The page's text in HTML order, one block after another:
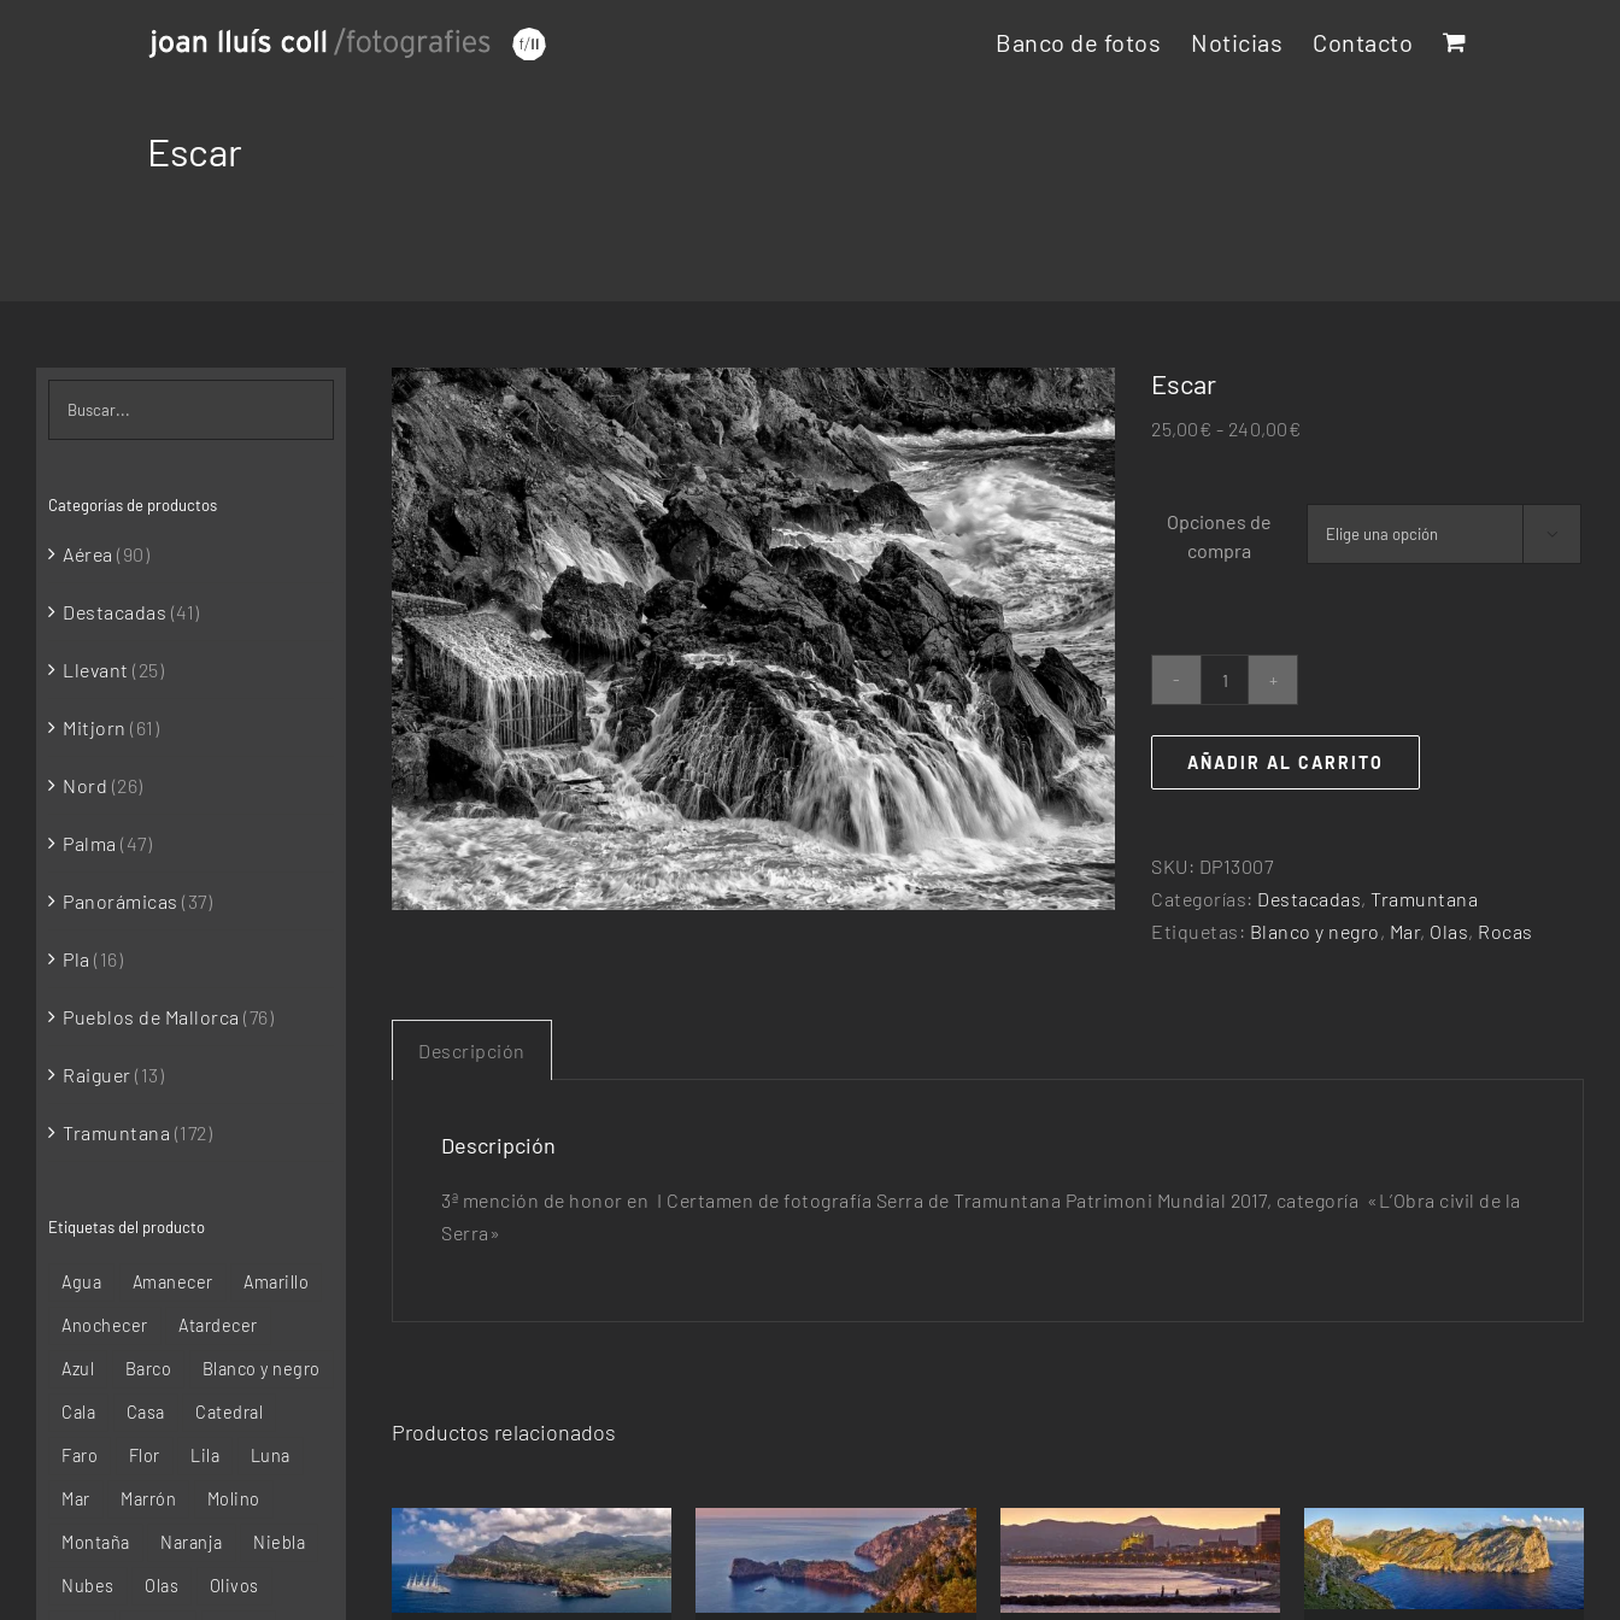
Banco de fotos Noticias Contacto
Escar
Escar
25,00€ - 240,00€
desde
25,00€
Opciones de
compra
Escar
AÑADIR AL CARRITO
SKU: DP13007
Categorías: Destacadas,Tramuntana
Etiquetas: Blanco y negro, Mar, Olas, Rocas
Descripción
Descripción
3ª mención de honor en I Certamen de fotografía Serra de Tramuntana Patrimoni Mundial 2017, categoría «L’Obra civil de la
Serra»
Productos relacionados
SELECCIONAR OPCIONESESTE
PRODUCTO
TIENE
/
DETALLES
SELECCIONAR OPCIONES ESTE
PRODUCTO
TIENE
/
DETALLES
SELECCIONAR OPCIONESESTE
PRODUCTO
TIENE
/
DETALLES
SELECCIONAR OPCIONESESTE
PRODUCTO
TIENE
/
DETALLES
Categorías de productos
Aérea (90)
Destacadas (41)
Llevant (25)
Mitjorn (61)
Nord (26)
Palma (47)
Panorámicas (37)
Pla (16)
Pueblos de Mallorca (76)
Raiguer (13)
Tramuntana (172)
Etiquetas del producto
Agua Amanecer Amarillo
Anochecer Atardecer
Azul Barco Blanco y negro
Cala Casa Catedral
Faro Flor Lila Luna
Mar Marrón Molino
Montaña Naranja Niebla
Nubes Olas Olivos